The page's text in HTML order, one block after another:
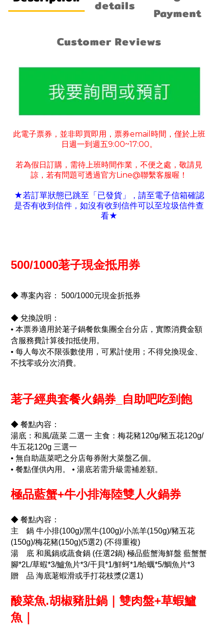
details
Payment
Customer Reviews
此電子票券 ， 並非即買即用 ， 票券email 時間 ， 僅於上班
日週一到週五9:00~17:00。
若為假日訂購 ， 需待上班時間作業 ， 不便之處 ， 敬請見
諒 ， 若有問題可透過官方Line@聯繫客服喔！
★若訂單狀態已跳至「已發貨」 ， 請至電子信箱確認
是否有收到信件 ， 如沒有收到信件可以至垃圾信件查
看★
500/1000荖子現金抵用券
◆ 專案內容： 500/1000元現金折抵券
◆ 兌換說明：
• 本票券適用於荖子鍋餐飲集團全台分店，實際消費金額
含服務費計算後扣抵使用。
• 每人每次不限張數使用，可累計使用；不得兌換現金、
不找零或分次消費。
荖子經典套餐火鍋券_自助吧吃到飽
◆ 餐點內容：
湯底：和風/蔬菜 二選一 主食：梅花豬120g/豬五花120g/
牛五花120g 三選一
• 無自助蔬菜吧之分店每券附大菜盤乙個。
• 餐點僅供內用。 • 湯底若需升級需補差額。
極品藍蟹+牛小排海陸雙人火鍋券
◆ 餐點內容：
主 鍋 牛小排(100g)/黑牛(100g)/小羔羊(150g)/豬五花
(150g)/梅花豬(150g)(5選2) (不得重複)
湯 底 和風鍋或蔬食鍋 (任選2鍋) 極品藍蟹海鮮盤 藍蟹蟹
腳*2L/草蝦*3/鱸魚片*3/干貝*1/鮮蚵*1/蛤蠣*5/鯛魚片*3
贈 品 海底荖蝦滑或手打花枝漿(2選1)
酸菜魚.胡椒豬肚鍋｜雙肉盤+草蝦鱸
魚｜